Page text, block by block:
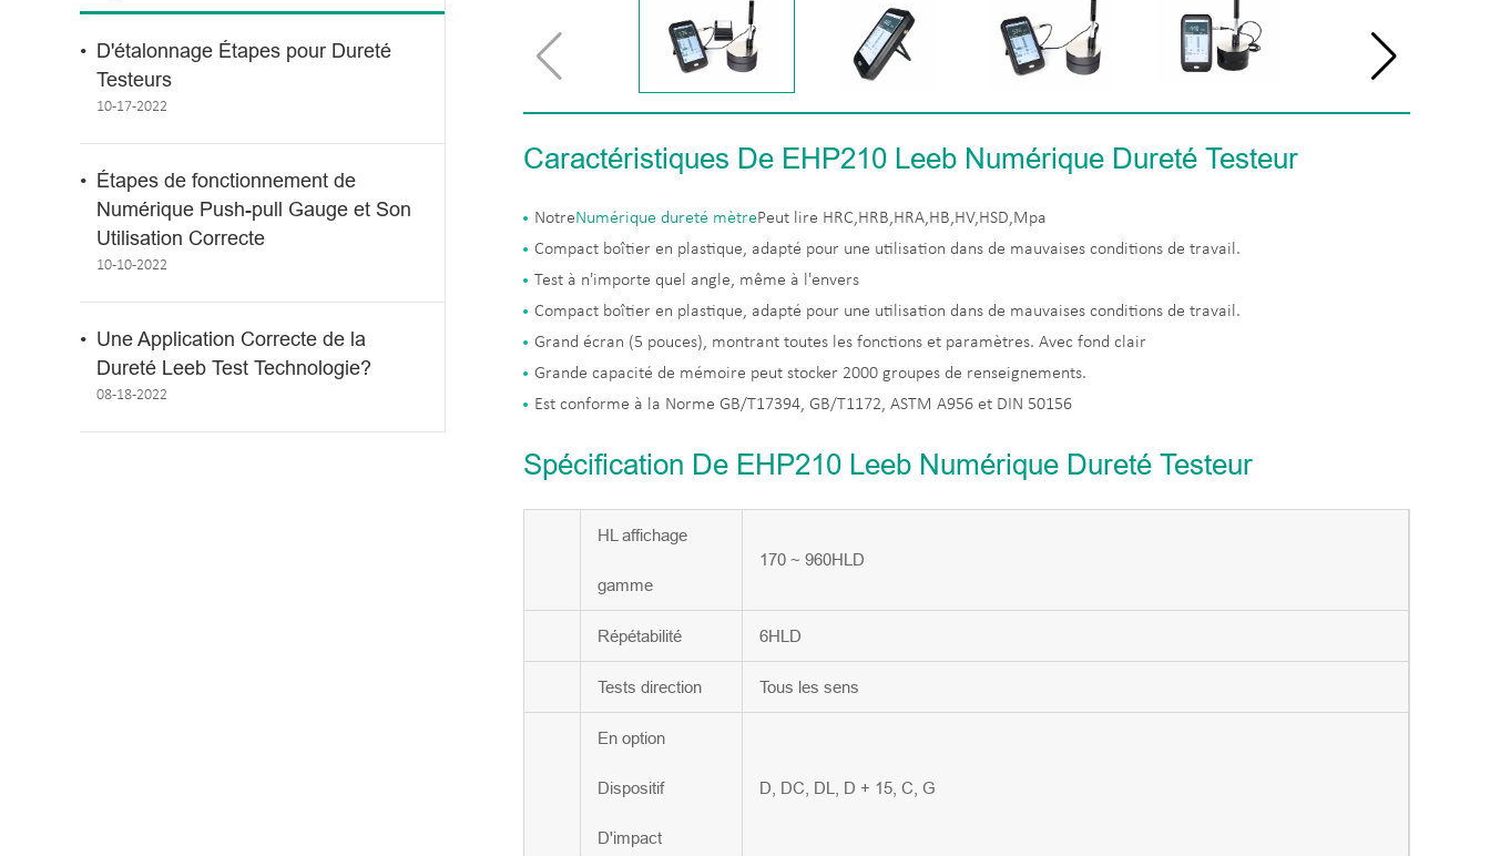
D'étalonnage Étapes pour Dureté
Testeurs
10-17-2022
Étapes de fonctionnement de
Numérique Push-pull Gauge et Son
Utilisation Correcte
10-10-2022
Une Application Correcte de la
Dureté Leeb Test Technologie?
08-18-2022
Caractéristiques De EHP210 Leeb Numérique Dureté Testeur
NotreNumérique dureté mètrePeut lire HRC,HRB,HRA,HB,HV,HSD,Mpa
Compact boîtier en plastique, adapté pour une utilisation dans de mauvaises conditions de travail.
Test à n'importe quel angle, même à l'envers
Compact boîtier en plastique, adapté pour une utilisation dans de mauvaises conditions de travail.
Grand écran (5 pouces), montrant toutes les fonctions et paramètres. Avec fond clair
Grande capacité de mémoire peut stocker 2000 groupes de renseignements.
Est conforme à la Norme GB/T17394, GB/T1172, ASTM A956 et DIN 50156
Spécification De EHP210 Leeb Numérique Dureté Testeur
HL affichage
gamme
170 ~ 960HLD
Répétabilité 6HLD
Tests direction Tous les sens
En option
Dispositif
D'impact
D, DC, DL, D + 15, C, G